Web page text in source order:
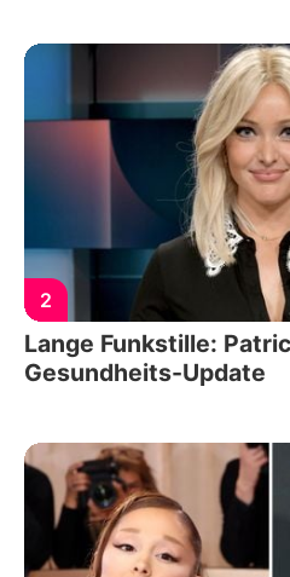
2
Lange Funkstille:
Gesundheits-Update